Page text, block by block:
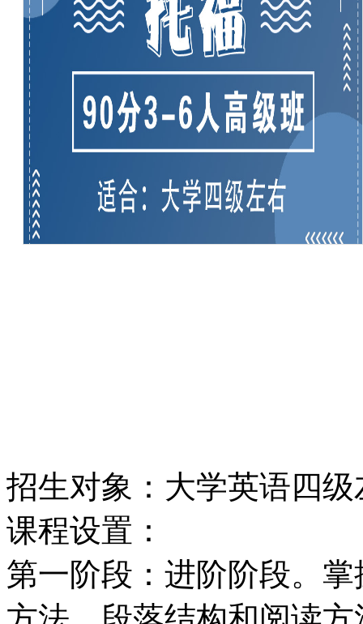
招生对象：大学英语四级
课程设置：
第一阶段：进阶阶段。